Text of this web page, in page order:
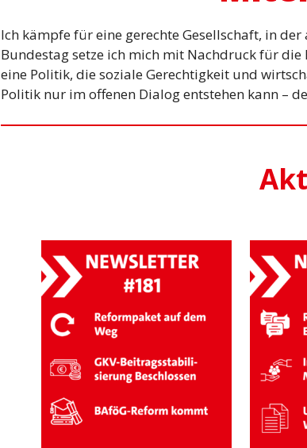
Ich kämpfe für eine gerechte Gesellschaft, in
Bundestag setze ich mich mit Nachdruck für
eine Politik, die soziale Gerechtigkeit und
Politik nur im offenen Dialog entstehen kann –